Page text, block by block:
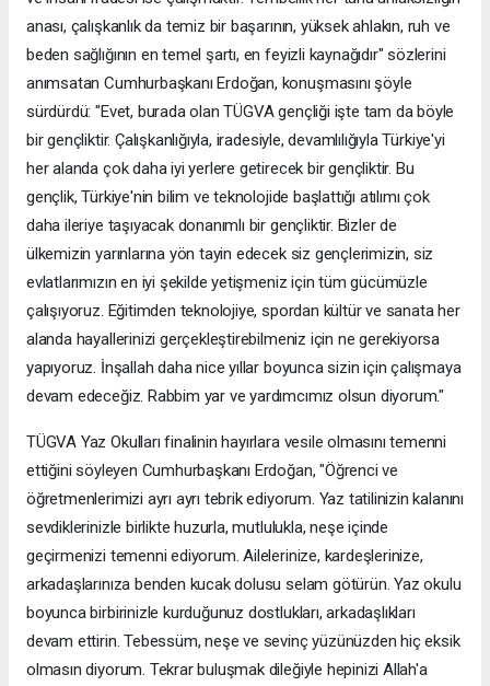
anası, çalışkanlık da temiz bir başarının, yüksek ahlakın, ruh ve
beden sağlığının en temel şartı, en feyizli kaynağıdır" sözlerini
anımsatan Cumhurbaşkanı Erdoğan, konuşmasını şöyle
sürdürdü: "Evet, burada olan TÜGVA gençliği işte tam da böyle
bir gençliktir. Çalışkanlığıyla, iradesiyle, devamlılığıyla Türkiye'yi
her alanda çok daha iyi yerlere getirecek bir gençliktir. Bu
gençlik, Türkiye'nin bilim ve teknolojide başlattığı atılımı çok
daha ileriye taşıyacak donanımlı bir gençliktir. Bizler de
ülkemizin yarınlarına yön tayin edecek siz gençlerimizin, siz
evlatlarımızın en iyi şekilde yetişmeniz için tüm gücümüzle
çalışıyoruz. Eğitimden teknolojiye, spordan kültür ve sanata her
alanda hayallerinizi gerçekleştirebilmeniz için ne gerekiyorsa
yapıyoruz. İnşallah daha nice yıllar boyunca sizin için çalışmaya
devam edeceğiz. Rabbim yar ve yardımcımız olsun diyorum."
TÜGVA Yaz Okulları finalinin hayırlara vesile olmasını temenni
ettiğini söyleyen Cumhurbaşkanı Erdoğan, "Öğrenci ve
öğretmenlerimizi ayrı ayrı tebrik ediyorum. Yaz tatilinizin kalanını
sevdiklerinizle birlikte huzurla, mutlulukla, neşe içinde
geçirmenizi temenni ediyorum. Ailelerinize, kardeşlerinize,
arkadaşlarınıza benden kucak dolusu selam götürün. Yaz okulu
boyunca birbirinizle kurduğunuz dostlukları, arkadaşlıkları
devam ettirin. Tebessüm, neşe ve sevinç yüzünüzden hiç eksik
olmasın diyorum. Tekrar buluşmak dileğiyle hepinizi Allah'a